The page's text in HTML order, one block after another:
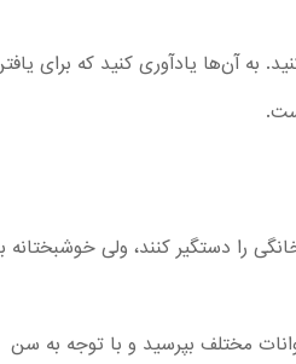
به آن‌ها یادآوری کنید که برای
را دستگیر کنند، ولی خوشبختانه
مختلف بپرسید و با توجه به سن